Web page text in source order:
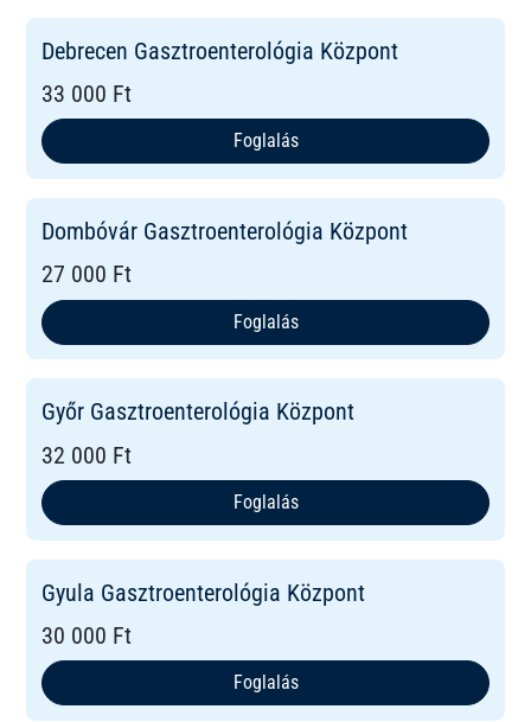
Debrecen Gasztroenterológia Központ
33 000 Ft
Foglalás
Dombóvár Gasztroenterológia Központ
27 000 Ft
Foglalás
Győr Gasztroenterológia Központ
32 000 Ft
Foglalás
Gyula Gasztroenterológia Központ
30 000 Ft
Foglalás